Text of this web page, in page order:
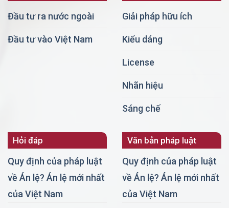
Đầu tư ra nước ngoài
Đầu tư vào Việt Nam
Giải pháp hữu ích
Kiểu dáng
License
Nhãn hiệu
Sáng chế
Hỏi đáp
Quy định của pháp luật
về Án lệ? Án lệ mới nhất
của Việt Nam
Văn bản pháp luật
Quy định của pháp luật
về Án lệ? Án lệ mới nhất
của Việt Nam